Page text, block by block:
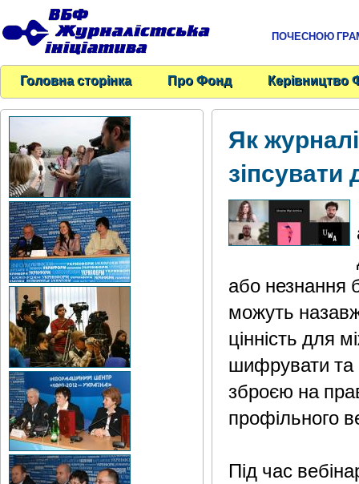
ПОЧЕСНОЮ
Головна сторінка Про Фонд Керівництво
Як
зіпсувати
або незнання
можуть
цінність для
шифрувати та
зброєю на
профільного
Під час